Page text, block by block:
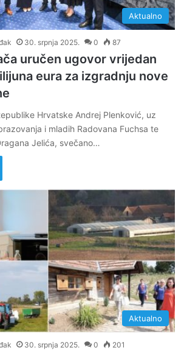
Aktualno
30. srpnja 2025. 0 87
uručen ugovor vrijedan
eura za izgradnju nove
Hrvatske Andrej Plenković, uz
i mladih Radovana Fuchsa te
Jelića, svečano…
Aktualno
30. srpnja 2025. 0 201